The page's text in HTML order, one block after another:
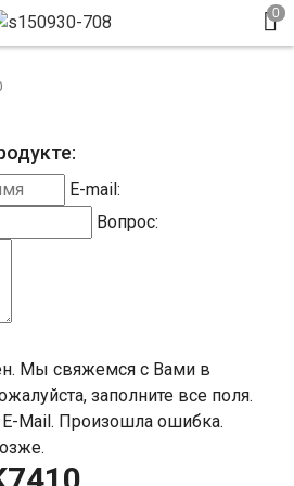
E-mail:
Вопрос:
Мы свяжемся с Вами в
заполните все поля.
Mail. Произошла ошибка.